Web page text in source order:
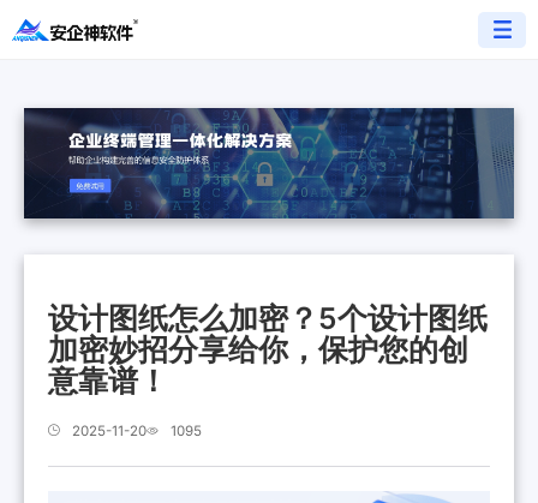
设计图纸怎么加密？5个设计图纸
加密妙招分享给你，保护您的创
意靠谱！
2025-11-20 1095